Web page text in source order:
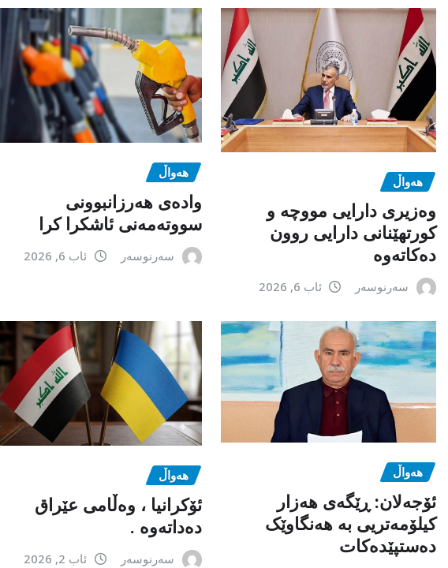
هەواڵ
وەزیری دارایی مووچە و
کورتهێنانی دارایی روون
دەکاتەوە
سەرنوسەر ئاب 6, 2026
هەواڵ
وادەی هەرزانبوونی
سووتەمەنی ئاشکرا کرا
سەرنوسەر ئاب 6, 2026
هەواڵ
ئۆجەلان: ڕێگەی هەزار
کیلۆمەتریی بە هەنگاوێک
دەستپێدەکات
هەواڵ
ئۆکرانیا ، وەڵامی عێراق
دەداتەوە .
سەرنوسەر ئاب 2, 2026